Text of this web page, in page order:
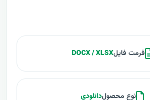
فرمت فایلDOCX / XLSX
نوع محصولدانلودی